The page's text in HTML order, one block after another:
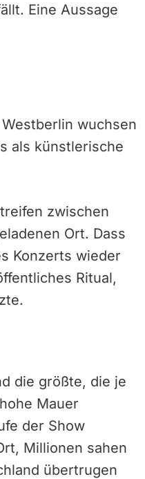
Eine Aussage
wuchsen
als künstlerische
zwischen
Ort. Dass
Konzerts wieder
Ritual,
die größte, die je
Mauer
der Show
Millionen sahen
übertrugen